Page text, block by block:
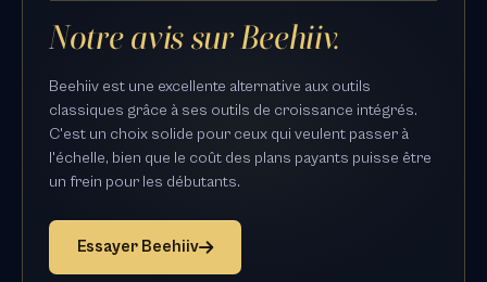
Notre avis sur Beehiiv.
Beehiiv est une excellente alternative aux outils
classiques grâce à ses outils de croissance intégrés.
C'est un choix solide pour ceux qui veulent passer à
l'échelle, bien que le coût des plans payants puisse être
un frein pour les débutants.
Essayer Beehiiv